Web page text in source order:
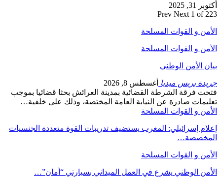
أكتوبر 31, 2025
Prev Next 1 of 223
الأمن و القوات المسلحة
الأمن و القوات المسلحة
بيان الأمن الوطني
جريدة بريس ميديا أغسطس 8, 2026
فتحت فرقة الشرطة القضائية بمدينة العرائش بحثا قضائيا بموجب
تعليمات صادرة عن النيابة العامة المختصة، وذلك على خلفية…
الأمن و القوات المسلحة
إعلام إسرائيلي: المغرب يستضيف تدريبات القوة متعددة الجنسيات
المخصصة…
الأمن و القوات المسلحة
الأمن الوطني يشرع في العمل الميداني بسيارتي “أمان”…